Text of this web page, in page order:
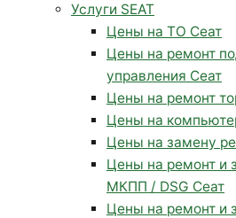
Услуги SEAT
Цены на ТО Сеат
Цены на ремонт
управления Сеат
Цены на ремонт
Цены на
Цены на замену
Цены на ремонт и
МКПП / DSG Сеат
Цены на ремонт и